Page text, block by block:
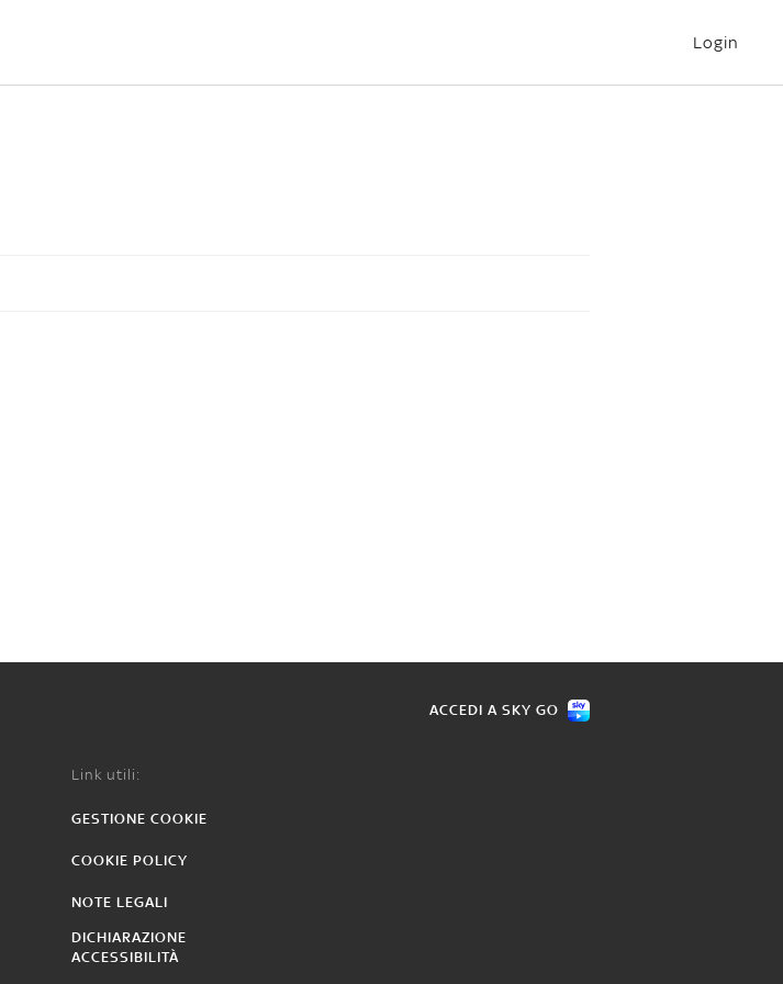
Login
ACCEDI A SKY GO
Link utili:
GESTIONE COOKIE
COOKIE POLICY
NOTE LEGALI
DICHIARAZIONE
ACCESSIBILITÀ